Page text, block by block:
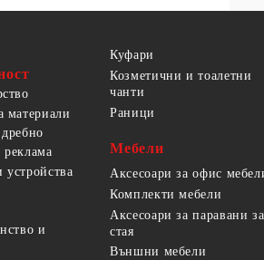
материали
и
Куфари
Козметични и тоалетни
чанти
Раници
Мебели
Аксесоари за офис
Комплекти мебели
Аксесоари за паравани за
стая
Външни мебели